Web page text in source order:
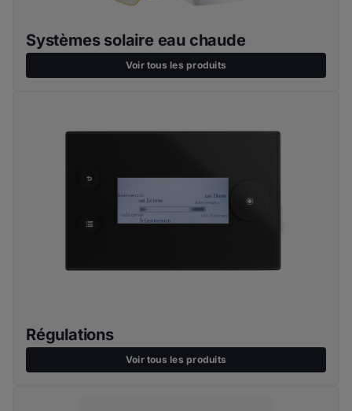
Systèmes solaire eau chaude
Voir tous les produits
Régulations
Voir tous les produits